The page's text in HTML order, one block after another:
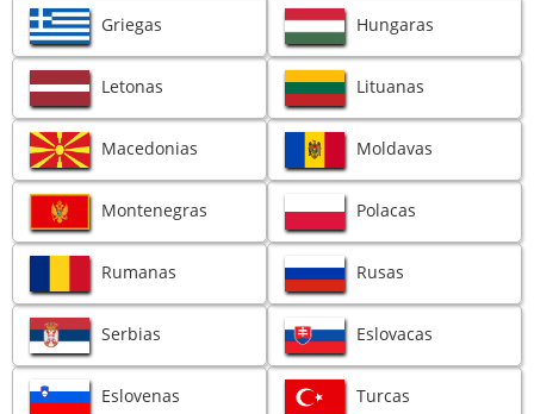
Griegas Hungaras
Letonas Lituanas
Macedonias Moldavas
Montenegras Polacas
Rumanas Rusas
Serbias Eslovacas
Eslovenas Turcas